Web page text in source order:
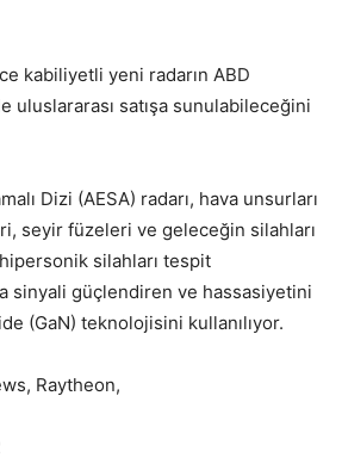
kabiliyetli yeni radarın ABD
uluslararası satışa sunulabileceğini
Dizi (AESA) radarı, hava unsurları
seyir füzeleri ve geleceğin silahları
silahları tespit
sinyali güçlendiren ve hassasiyetini
(GaN) teknolojisini kullanılıyor.
Raytheon,